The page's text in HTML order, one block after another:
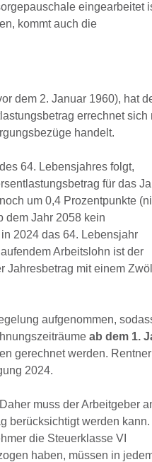
eingearbeitet
kommt auch die
dem 2. Januar 1960), hat
errechnet sich
handelt.
64. Lebensjahres folgt,
für das
um 0,4 Prozentpunkte
dem Jahr 2058 kein
2024 das 64. Lebensjahr
Arbeitslohn ist der
mit einem
aufgenommen,
ab dem 1.
gerechnet werden. Rentner
2024.
muss der Arbeitgeber
berücksichtigt werden
die Steuerklasse VI
haben, müssen in jedem